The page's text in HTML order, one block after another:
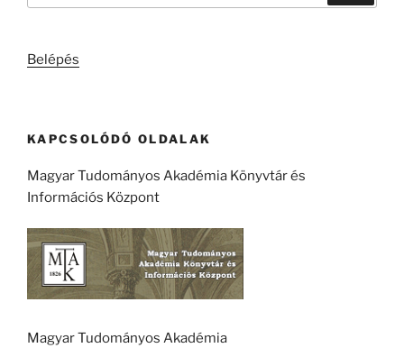
Belépés
KAPCSOLÓDÓ OLDALAK
Magyar Tudományos Akadémia Könyvtár és
Információs Központ
Magyar Tudományos Akadémia